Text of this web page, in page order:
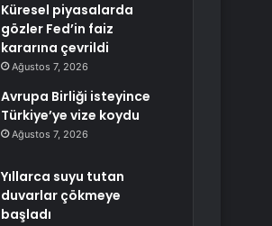
Küresel piyasalarda
gözler Fed’in faiz
kararına çevrildi
Ağustos 7, 2026
Avrupa Birliği isteyince
Türkiye’ye vize koydu
Ağustos 7, 2026
Yıllarca suyu tutan
duvarlar çökmeye
başladı